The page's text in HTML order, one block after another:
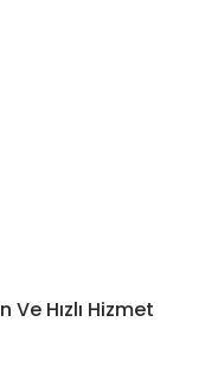
Hızlı Hizmet